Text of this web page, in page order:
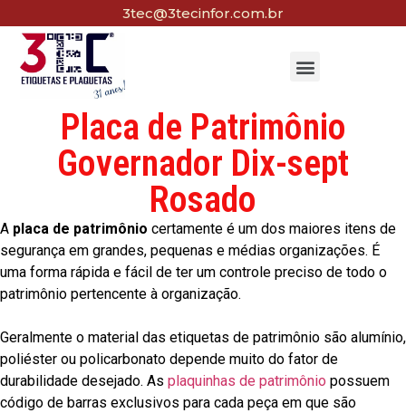
3tec@3tecinfor.com.br
Placa de Patrimônio
Governador Dix-sept
Rosado
A placa de patrimônio certamente é um dos maiores itens de
segurança em grandes, pequenas e médias organizações. É
uma forma rápida e fácil de ter um controle preciso de todo o
patrimônio pertencente à organização.
Geralmente o material das etiquetas de patrimônio são alumínio,
poliéster ou policarbonato depende muito do fator de
durabilidade desejado. As plaquinhas de patrimônio possuem
código de barras exclusivos para cada peça em que são